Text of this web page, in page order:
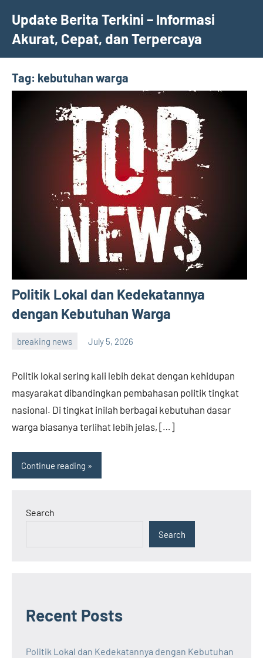
content
Update Berita Terkini – Informasi
Akurat, Cepat, dan Terpercaya
Tag: kebutuhan warga
Politik Lokal dan Kedekatannya
dengan Kebutuhan Warga
breaking news July 5, 2026
Politik lokal sering kali lebih dekat dengan kehidupan
masyarakat dibandingkan pembahasan politik tingkat
nasional. Di tingkat inilah berbagai kebutuhan dasar
warga biasanya terlihat lebih jelas, […]
Continue reading
Search
Search
Recent Posts
Politik Lokal dan Kedekatannya dengan Kebutuhan